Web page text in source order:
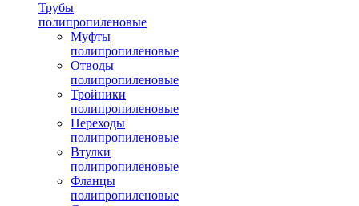
Трубы
полипропиленовые
Муфты
полипропиленовые
Отводы
полипропиленовые
Тройники
полипропиленовые
Переходы
полипропиленовые
Втулки
полипропиленовые
Фланцы
полипропиленовые